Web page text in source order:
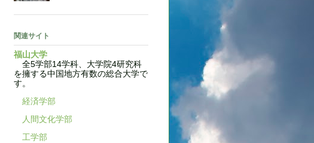
関連サイト
福山大学
全5学部14学科、大学院4研究科
を擁する中国地方有数の総合大学で
す。
経済学部
人間文化学部
工学部